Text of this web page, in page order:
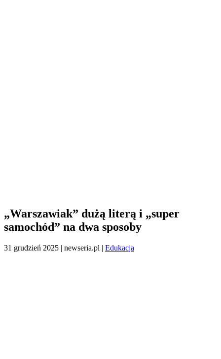
„Warszawiak” dużą literą i „super
samochód” na dwa sposoby
31 grudzień 2025 | newseria.pl | Edukacja